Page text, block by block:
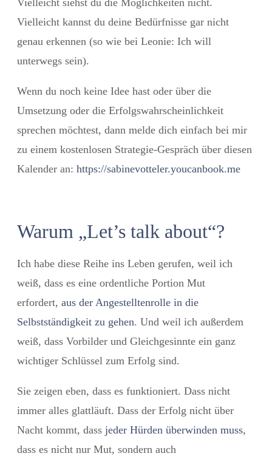
Vielleicht kannst du deine Bedürfnisse gar nicht
genau erkennen (so wie bei Leonie: Ich will
unterwegs sein).
Wenn du noch keine Idee hast oder über die
Umsetzung oder die Erfolgswahrscheinlichkeit
sprechen möchtest, dann melde dich einfach bei mir
zu einem kostenlosen Strategie-Gespräch über diesen
Kalender an: https://sabinevotteler.youcanbook.me
Warum „Let’s talk about“?
Ich habe diese Reihe ins Leben gerufen, weil ich
weiß, dass es eine ordentliche Portion Mut
erfordert, aus der Angestelltenrolle in die
Selbstständigkeit zu gehen. Und weil ich außerdem
weiß, dass Vorbilder und Gleichgesinnte ein ganz
wichtiger Schlüssel zum Erfolg sind.
Sie zeigen eben, dass es funktioniert. Dass nicht
immer alles glattläuft. Dass der Erfolg nicht über
Nacht kommt, dass jeder Hürden überwinden muss,
dass es nicht nur Mut, sondern auch